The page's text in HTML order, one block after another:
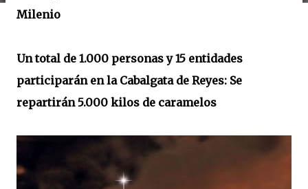
Milenio
Un total de 1.000 personas y 15 entidades
participarán en la Cabalgata de Reyes: Se
repartirán 5.000 kilos de caramelos